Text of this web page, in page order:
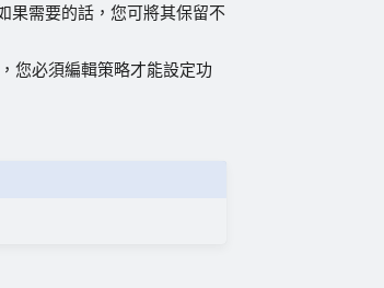
果需要的話，您可將其保留不
您必須編輯策略才能設定功